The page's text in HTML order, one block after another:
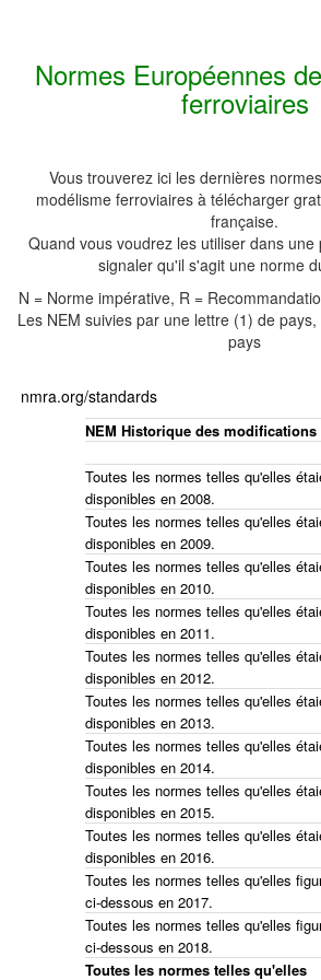
Normes Européennes
ferroviaires
Vous trouverez ici les dernières
modélisme ferroviaires à télécharger
française.
Quand vous voudrez les utiliser dans
signaler qu'il s'agit une norme
N = Norme impérative, R =
Les NEM suivies par une lettre (1) de
pays
nmra.org/standards
NEM Historique des modifications
Toutes les normes telles qu'elles
disponibles en 2008.
Toutes les normes telles qu'elles
disponibles en 2009.
Toutes les normes telles qu'elles
disponibles en 2010.
Toutes les normes telles qu'elles
disponibles en 2011.
Toutes les normes telles qu'elles
disponibles en 2012.
Toutes les normes telles qu'elles
disponibles en 2013.
Toutes les normes telles qu'elles
disponibles en 2014.
Toutes les normes telles qu'elles
disponibles en 2015.
Toutes les normes telles qu'elles
disponibles en 2016.
Toutes les normes telles qu'elles
ci-dessous en 2017.
Toutes les normes telles qu'elles
ci-dessous en 2018.
Toutes les normes telles qu'elles